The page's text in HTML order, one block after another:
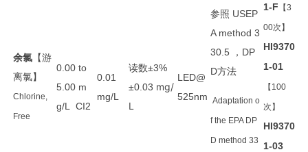
余氯 【游
离氯】
Chlorine,
Free
0.00 to
5.00 m
g/L CI2
0.01
mg/L
读数±3%
±0.03 mg/
L
LED@
525nm
参照 USEP
A method 3
30.5 ，DP
D方法
Adaptation o
f the EPA DP
D method 33
1-F 【3
00次】
HI9370
1-01
【100
次】
HI9370
1-03